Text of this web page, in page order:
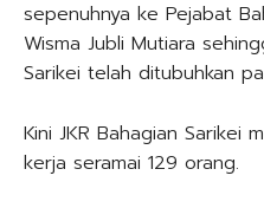
sepenuhnya ke Pejabat
Wisma Jubli Mutiara
Sarikei telah ditubuhkan
Kini JKR Bahagian Sarikei
kerja seramai 129 orang.